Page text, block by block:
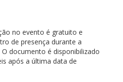
no evento é gratuito e
de presença durante a
documento é disponibilizado
após a última data de